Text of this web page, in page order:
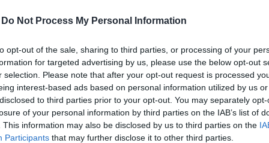
Do Not Process My Personal Information
opt-out of the sale, sharing to third parties, or processing of your
for targeted advertising by us, please use the below opt-out
selection. Please note that after your opt-out request is processed
interest-based ads based on personal information utilized by us
to third parties prior to your opt-out. You may separately
of your personal information by third parties on the IAB’s list of
This information may also be disclosed by us to third parties on the
Participants that may further disclose it to other third parties.
minimálbér-emeléséről, a garantált bérminimum
és a társasági adó
csökkentéséről - jelentették be hétfőn a
a Versenyszféra és a Kormány Állandó Konzultációs
a nemzetgazdasági miniszter mérföldkőnek
által elvárt béremelésbe, cserébe nagyobb